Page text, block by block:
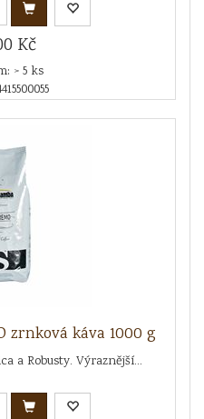
Kč
> 5 ks
zrnková káva 1000 g
a Robusty. Výraznější...